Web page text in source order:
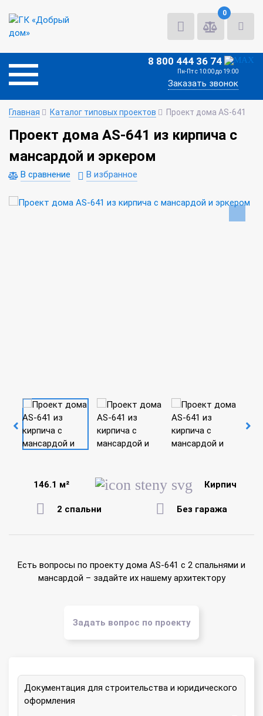
0
8 800 444 36 74
Пн-Пт с 10:00 до 19:00
Заказать звонок
Главная Каталог типовых проектов Проект дома AS-641
Проект дома AS-641 из кирпича с
мансардой и эркером
В сравнение В избранное
146.1 м² Кирпич
2 спальни Без гаража
Есть вопросы по проекту дома AS-641 с 2 спальнями и
мансардой – задайте их нашему архитектору
Задать вопрос по проекту
Документация для строительства и юридического
оформления